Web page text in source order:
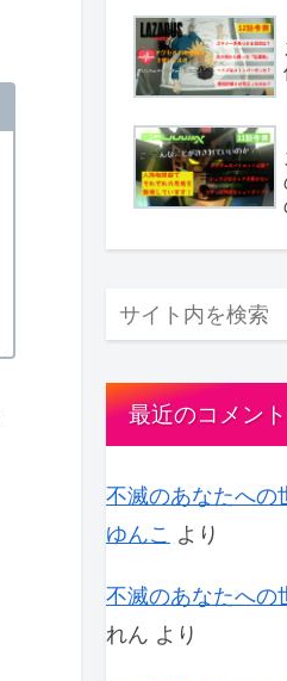
最近のコメント
不滅のあなたへの
ゆんこ より
不滅のあなたへの
れん より